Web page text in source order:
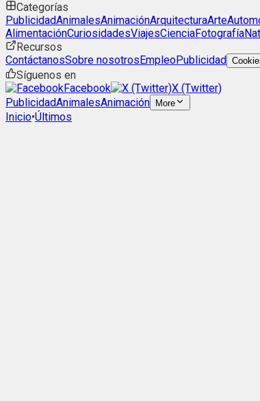
Categorías
PublicidadAnimalesAnimaciónArquitecturaArte
AlimentaciónCuriosidadesViajesCienciaFotografía
Recursos
ContáctanosSobre nosotrosEmpleoPublicidad
Síguenos en
Facebook
X (Twitter)
PublicidadAnimalesAnimación More
Inicio•Últimos